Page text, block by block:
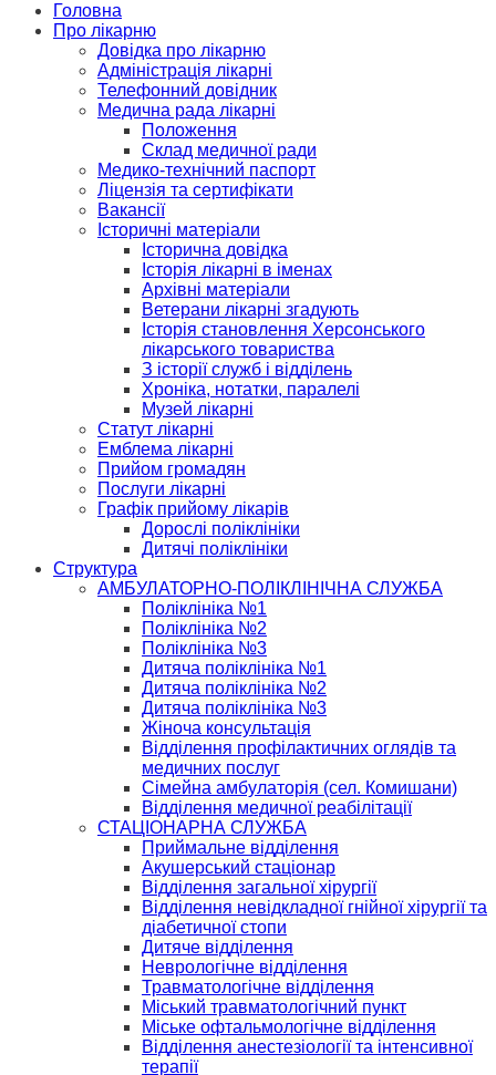
Головна
Про лікарню
Довідка про лікарню
Адміністрація лікарні
Телефонний довідник
Медична рада лікарні
Положення
Склад медичної ради
Медико-технічний паспорт
Ліцензія та сертифікати
Вакансії
Історичні матеріали
Історична довідка
Історія лікарні в іменах
Архівні матеріали
Ветерани лікарні згадують
Історія становлення Херсонського
лікарського товариства
З історії служб і відділень
Хроніка, нотатки, паралелі
Музей лікарні
Статут лікарні
Емблема лікарні
Прийом громадян
Послуги лікарні
Графік прийому лікарів
Дорослі поліклініки
Дитячі поліклініки
Структура
АМБУЛАТОРНО-ПОЛІКЛІНІЧНА СЛУЖБА
Поліклініка №1
Поліклініка №2
Поліклініка №3
Дитяча поліклініка №1
Дитяча поліклініка №2
Дитяча поліклініка №3
Жіноча консультація
Відділення профілактичних оглядів та
медичних послуг
Сімейна амбулаторія (сел. Комишани)
Відділення медичної реабілітації
СТАЦІОНАРНА СЛУЖБА
Приймальне відділення
Акушерський стаціонар
Відділення загальної хірургії
Відділення невідкладної гнійної хірургії та
діабетичної стопи
Дитяче відділення
Неврологічне відділення
Травматологічне відділення
Міський травматологічний пункт
Міське офтальмологічне відділення
Відділення анестезіології та інтенсивної
терапії